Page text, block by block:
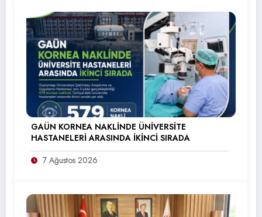
GAÜN KORNEA NAKLİNDE ÜNİVERSİTE
HASTANELERİ ARASINDA İKİNCİ SIRADA
7 Ağustos 2026